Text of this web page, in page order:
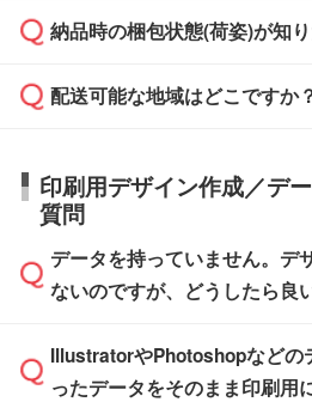
ご希望の際は担当スタッフま
ください。
ご入金確認後、1～2営業日
タッフまでお問い合わせく
ル」に注文予定日をご入力
その締切日や出荷目安をご確
品が決まりましたらお早め
たします。
い。
応が可能かご案内いたします
す。>>対象商品はこちら
※最短出荷日は商品によって
品ページにてご確認ください
ご入金確認後に在庫を確保し
はできかねますので予めご了
納品時の梱包状態(荷姿)が知
商品によって異なります。各
す。(白箱、化粧箱、ブリス
【袋入り】 商品がひとつず
す。(透明袋、デザイン袋な
【個包装なし】 個包装がさ
※化粧箱から白箱への入れ替
箱の作成は原則承っており
配送可能な地域はどこですか
日本全国へお届けが可能で
直接納品は行っておりませ
ださい。
印刷用デザイン作成／デ
質問
データを持っていません。デ
ないのですが、どうしたら良
無料の「デザインシミュレ
PCやスマホから簡単にデザ
IllustratorやPhotoshopなどの
ったデータをそのまま印刷用